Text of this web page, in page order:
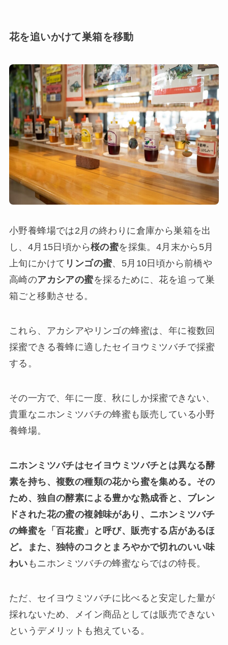
花を追いかけて巣箱を移動
小野養蜂場では2月の終わりに倉庫から巣箱を出
し、4月15日頃から桜の蜜を採集。4月末から5月
上旬にかけて リンゴの蜜、5月10日頃から前橋や
高崎のアカシアの蜜を採るために、花を追って巣
箱ごと移動させる。
これら、アカシアやリンゴの蜂蜜は、年に複数回
採蜜できる養蜂に適したセイヨウミツバチで採蜜
する。
その一方で、年に一度、秋にしか採蜜できない、
貴重なニホンミツバチの蜂蜜も販売している小野
養蜂場。
ニホンミツバチはセイヨウミツバチとは異なる酵
素を持ち、複数の種類の花から蜜を集める。その
ため、独自の酵素による豊かな熟成香と、ブレン
ドされた花の蜜の複雑味があり、ニホンミツバチ
の蜂蜜を「百花蜜」と呼び、販売する店があるほ
ど。また、独特のコクとまろやかで切れのいい味
わい もニホンミツバチの蜂蜜ならではの特長。
ただ、セイヨウミツバチに比べると安定した量が
採れないため、メイン商品としては販売できない
というデメリットも抱えている。